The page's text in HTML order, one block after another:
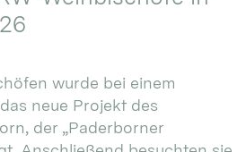
wurde bei einem
neue Projekt des
der „Paderborner